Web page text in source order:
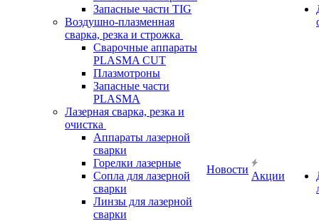
Запасные части TIG
Воздушно-плазменная
сварка, резка и строжка
Сварочные аппараты
PLASMA CUT
Плазмотроны
Запасные части
PLASMA
Лазерная сварка, резка и
очистка
Аппараты лазерной
сварки
Горелки лазерные
Сопла для лазерной
сварки
Линзы для лазерной
сварки
Новости
Акции